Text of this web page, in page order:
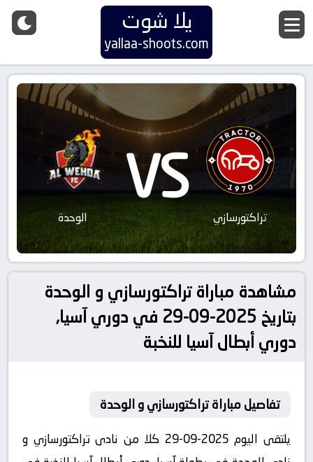
يلا شوت
yallaa-shoots.com
تراکتورسازي VS الوحدة
مشاهدة مباراة تراکتورسازي و الوحدة
بتاريخ 2025-09-29 في دوري آسيا,
دوري أبطال آسيا للنخبة
تفاصيل مباراة تراکتورسازي و الوحدة
يلتقى اليوم 2025-09-29 كلا من نادى تراکتورسازي و